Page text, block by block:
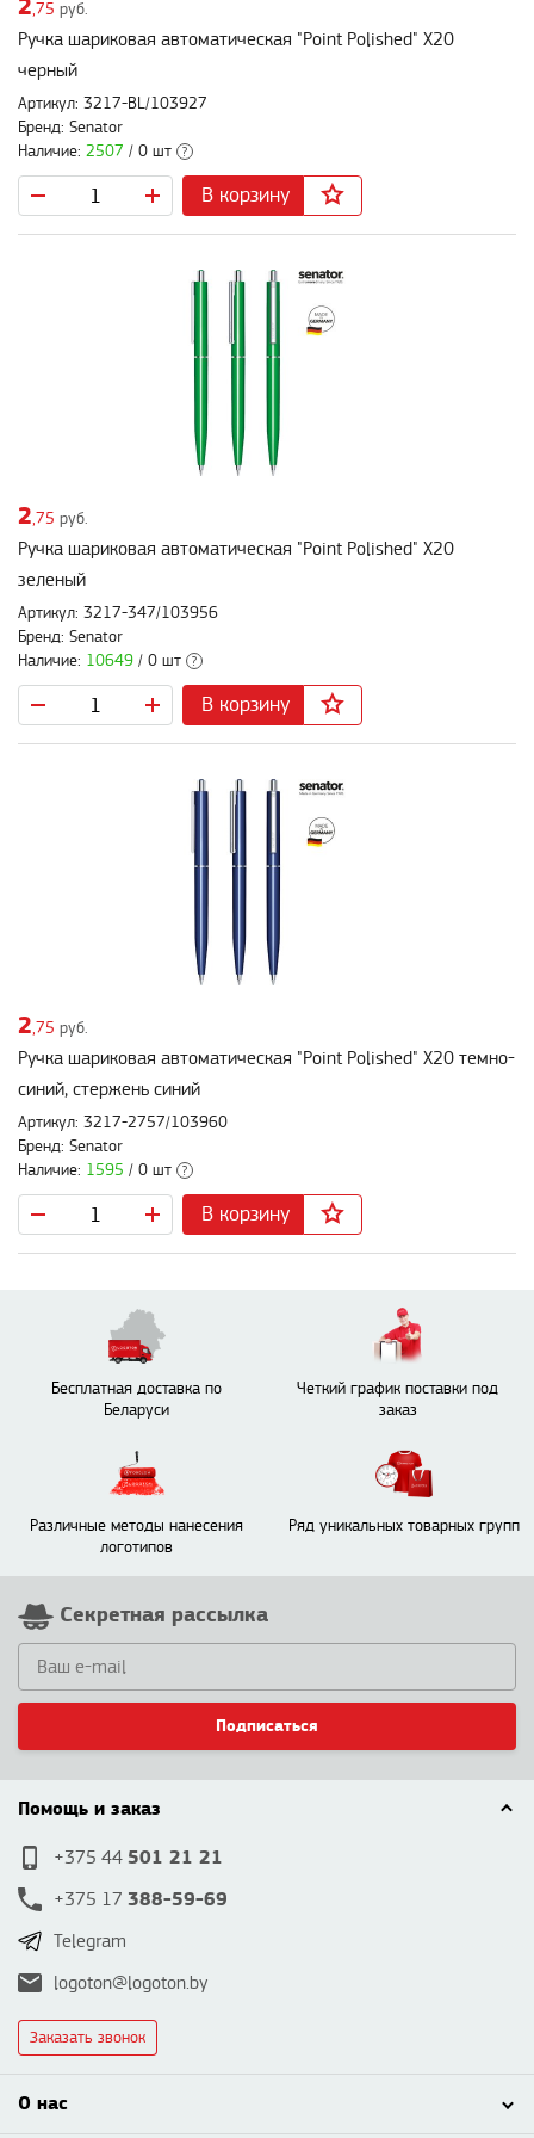
2,75 руб.
Ручка шариковая автоматическая "Point Polished" X20
черный
Артикул: 3217-BL/103927
Бренд: Senator
Наличие: 2507 / 0 шт ?
В корзину
2,75 руб.
Ручка шариковая автоматическая "Point Polished" X20
зеленый
Артикул: 3217-347/103956
Бренд: Senator
Наличие: 10649 / 0 шт ?
В корзину
2,75 руб.
Ручка шариковая автоматическая "Point Polished" X20 темно-
синий, стержень синий
Артикул: 3217-2757/103960
Бренд: Senator
Наличие: 1595 / 0 шт ?
В корзину
Бесплатная доставка по
Беларуси
Четкий график поставки под
заказ
Различные методы нанесения
логотипов
Ряд уникальных товарных групп
Секретная рассылка
Подписаться
Помощь и заказ
+375 44 501 21 21
+375 17 388-59-69
Telegram
logoton@logoton.by
Заказать звонок
О нас